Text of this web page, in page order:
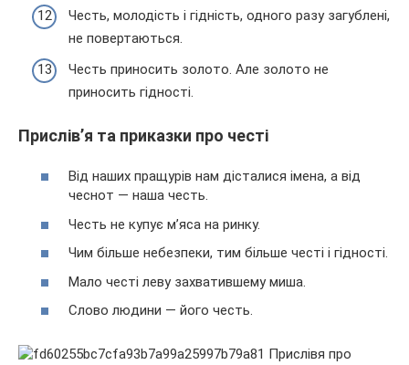
Честь, молодість і гідність, одного разу загублені,
не повертаються.
Честь приносить золото. Але золото не
приносить гідності.
Прислів’я та приказки про честі
Від наших пращурів нам дісталися імена, а від
чеснот — наша честь.
Честь не купує м’яса на ринку.
Чим більше небезпеки, тим більше честі і гідності.
Мало честі леву захватившему миша.
Слово людини — його честь.